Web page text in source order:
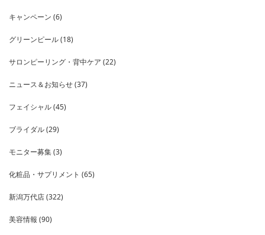
キャンペーン (6)
グリーンピール(18)
サロンピーリング・背中ケア (22)
ニュース＆お知らせ(37)
フェイシャル(45)
ブライダル(29)
モニター募集(3)
化粧品・サプリメント (65)
新潟万代店(322)
美容情報 (90)